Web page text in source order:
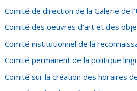
Comité de direction de la Galerie de
Comité des oeuvres d'art et des
Comité institutionnel de la
Comité permanent de la politique
Comité sur la création des horaires